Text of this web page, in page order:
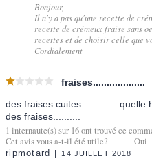
Bonjour,
Il n'y a pas qu'une recette de
recette de crémeux fraise sans
recettes et de choisir celle que
Cordialement
fraises...................
des fraises cuites .............quelle
des fraises..........
1 internaute(s) sur 16ont trouvé ce
Cet avis vous a-t-il été utile?
Oui
ripmotard 14 JUILLET 2018